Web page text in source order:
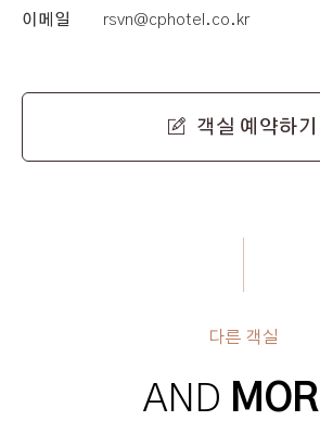
이메일 rsvn@cphotel.co.kr
객실 예약하기
다른 객실
AND